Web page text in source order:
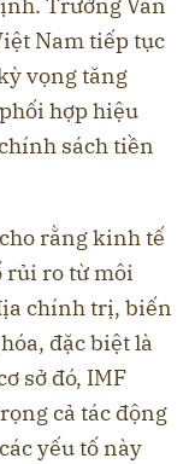
Trưởng Văn
Nam tiếp tục
vọng tăng
hợp hiệu
sách tiền
rằng kinh tế
rủi ro từ môi
chính trị, biến
đặc biệt là
sở đó, IMF
cả tác động
yếu tố này